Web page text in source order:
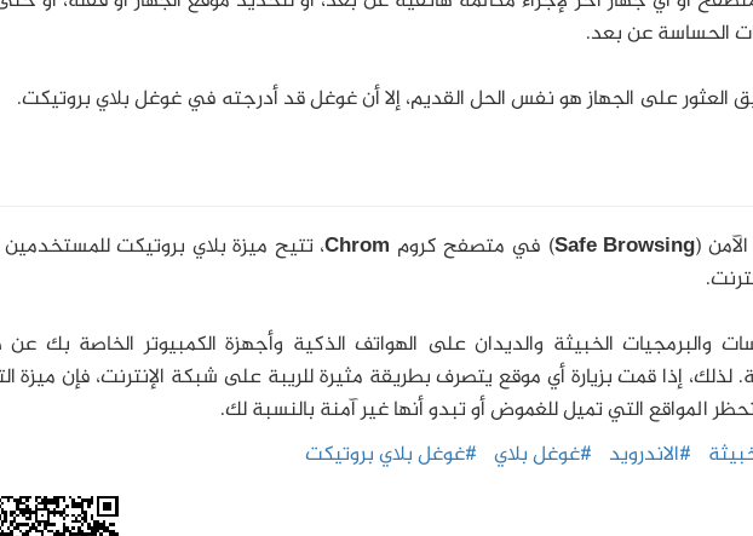
الحساسة عن بعد.
العثور على الجهاز هو نفس الحل القديم، إلا أن غوغل قد أدرجته في غوغل بلاي بروتيكت.
(
Safe Browsing) في متصفح كروم
، تتيح ميزة بلاي بروتيكت للمستخدمين
والبرمجيات الخبيثة والديدان على الهواتف الذكية وأجهزة الكمبيوتر الخاصة بك
لذلك، إذا قمت بزيارة أي موقع يتصرف بطريقة مثيرة للريبة على شبكة الإنترنت، فإن ميزة
المواقع التي تميل للغموض أو تبدو أنها غير آمنة بالنسبة لك.
#الاندرويد #غوغل بلاي #غوغل بلاي بروتيكت